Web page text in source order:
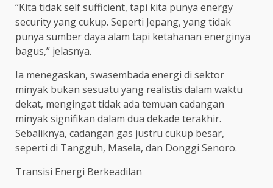
“Kita tidak self sufficient, tapi kita punya energy
security yang cukup. Seperti Jepang, yang tidak
punya sumber daya alam tapi ketahanan energinya
bagus,” jelasnya.
Ia menegaskan, swasembada energi di sektor
minyak bukan sesuatu yang realistis dalam waktu
dekat, mengingat tidak ada temuan cadangan
minyak signifikan dalam dua dekade terakhir.
Sebaliknya, cadangan gas justru cukup besar,
seperti di Tangguh, Masela, dan Donggi Senoro.
Transisi Energi Berkeadilan